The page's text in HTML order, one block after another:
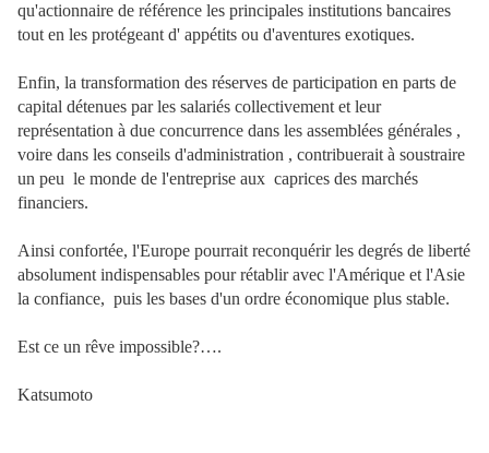
qu'actionnaire de référence les principales institutions bancaires
tout en les protégeant d' appétits ou d'aventures exotiques.
Enfin, la transformation des réserves de participation en parts de
capital détenues par les salariés collectivement et leur
représentation à due concurrence dans les assemblées générales ,
voire dans les conseils d'administration , contribuerait à soustraire
un peu le monde de l'entreprise aux caprices des marchés
financiers.
Ainsi confortée, l'Europe pourrait reconquérir les degrés de liberté
absolument indispensables pour rétablir avec l'Amérique et l'Asie
la confiance, puis les bases d'un ordre économique plus stable.
Est ce un rêve impossible?….
Katsumoto